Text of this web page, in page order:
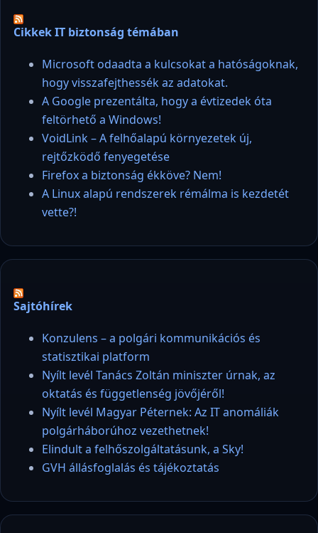
Cikkek IT biztonság témában
Microsoft odaadta a kulcsokat a hatóságoknak,
hogy visszafejthessék az adatokat.
A Google prezentálta, hogy a évtizedek óta
feltörhető a Windows!
VoidLink – A felhőalapú környezetek új,
rejtőzködő fenyegetése
Firefox a biztonság ékköve? Nem!
A Linux alapú rendszerek rémálma is kezdetét
vette?!
Sajtóhírek
Konzulens – a polgári kommunikációs és
statisztikai platform
Nyílt levél Tanács Zoltán miniszter úrnak, az
oktatás és függetlenség jövőjéről!
Nyílt levél Magyar Péternek: Az IT anomáliák
polgárháborúhoz vezethetnek!
Elindult a felhőszolgáltatásunk, a Sky!
GVH állásfoglalás és tájékoztatás